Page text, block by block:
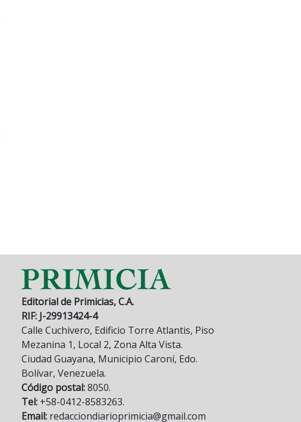
Editorial de Primicias, C.A.
RIF: J-29913424-4
Calle Cuchivero, Edificio Torre Atlantis, Piso
Mezanina 1, Local 2, Zona Alta Vista.
Ciudad Guayana, Municipio Caroní, Edo.
Bolívar, Venezuela.
Código postal:8050.
Tel: +58-0412-8583263.
Email: redacciondiarioprimicia@gmail.com